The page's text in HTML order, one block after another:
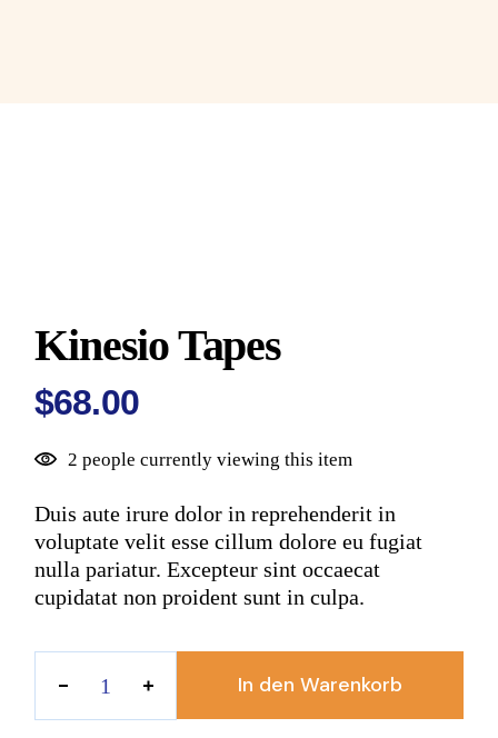
Kinesio Tapes
$68.00
2 people currently viewing this item
Duis aute irure dolor in reprehenderit in
voluptate velit esse cillum dolore eu fugiat
nulla pariatur. Excepteur sint occaecat
cupidatat non proident sunt in culpa.
Kinesio Tapes quantity In den Warenkorb